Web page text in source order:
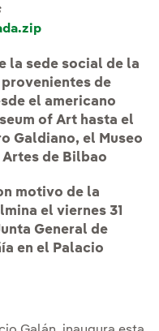
la sede social de la
de
el americano
of Art hasta el
Galdiano, el Museo
de Bilbao
motivo de la
el viernes 31
General de
en el Palacio